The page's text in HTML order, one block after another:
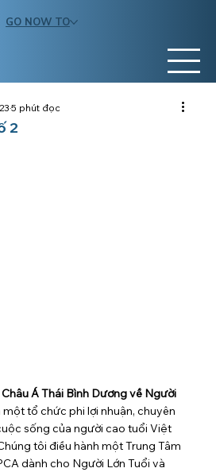
GO NOW TO
2
5 phút đọc
Á Thái Bình Dương về Người
một tổ chức phi lợi nhuận, chuyên
sống của người cao tuổi Việt
tôi điều hành một Trung Tâm
dành cho Người Lớn Tuổi và